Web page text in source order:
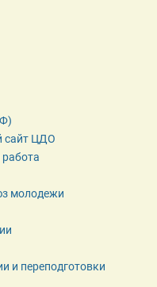
сайт ЦДО
молодежи
и переподготовки